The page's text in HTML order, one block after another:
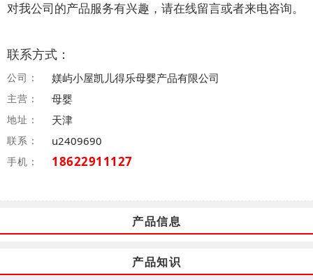
对我公司的产品服务有兴趣，请在线留言或者来电咨询。
联系方式：
公司： 媄屿小屋凯儿得乐母婴产品有限公司
主营： 母婴
地址： 天津
联系： u2409690
手机： 18622911127
产品信息
产品知识